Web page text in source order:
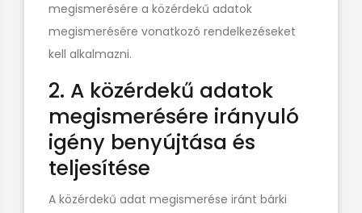
megismerésére a közérdekű adatok
megismerésére vonatkozó rendelkezéseket
kell alkalmazni.
2. A közérdekű adatok
megismerésére irányuló
igény benyújtása és
teljesítése
A közérdekű adat megismerése iránt bárki